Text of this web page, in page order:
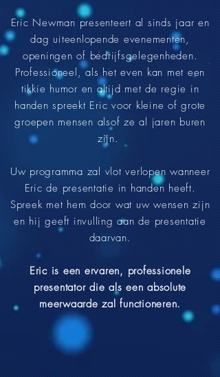
Eric Newman presenteert al sinds jaar en
dag uiteenlopende evenementen,
openingen of bedrijfsgelegenheden.
Professioneel, als het even kan met een
tikkie humor en altijd met de regie in
handen spreekt Eric voor kleine of grote
groepen mensen alsof ze al jaren buren
zijn.
Uw programma zal vlot verlopen wanneer
Eric de presentatie in handen heeft.
Spreek met hem door wat uw wensen zijn
en hij geeft invulling aan de presentatie
daarvan.
Eric is een ervaren, professionele
presentator die als een absolute
meerwaarde zal functioneren.